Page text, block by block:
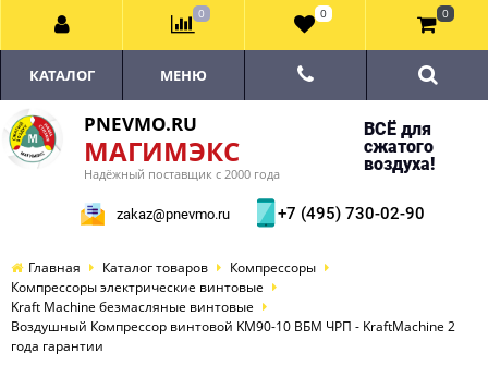
PNEVMO.RU
МАГИМЭКС
Надёжный поставщик с 2000 года
ВСЁ для
сжатого
воздуха!
zakaz@pnevmo.ru +7 (495) 730-02-90
КАТАЛОГ МЕНЮ
Главная Каталог товаров
Компрессоры
Компрессоры электрические винтовые
Kraft Machine безмасляные винтовые
Воздушный Компрессор винтовой KM90-10 ВБМ ЧРП - KraftMachine 2
года гарантии
0 0 0